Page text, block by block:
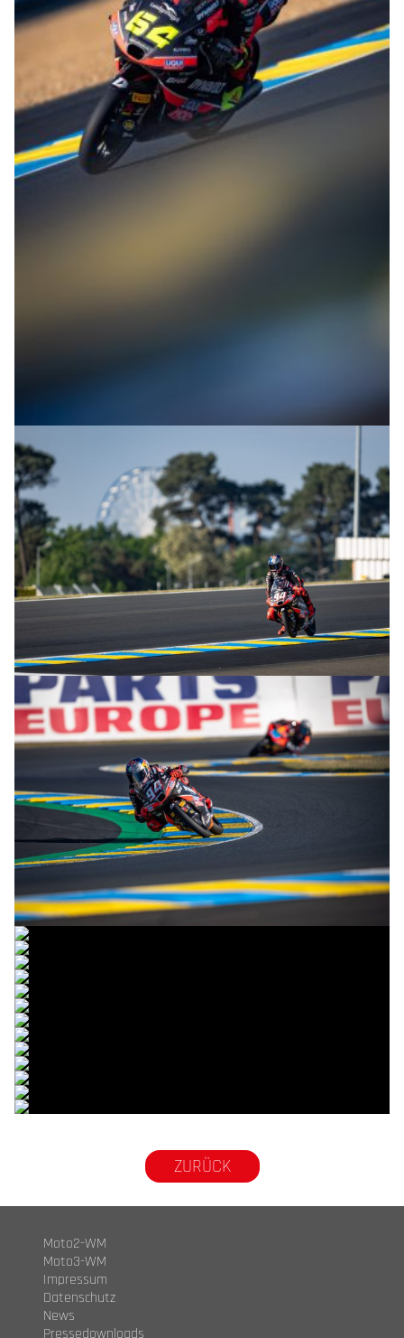
© R.Lekl
© R.Lekl
© R.Lekl
© R.Lekl
© R.Lekl
© R.Lekl
© R.Lekl
© R.Lekl
© R.Lekl
© R.Lekl
© R.Lekl
© R.Lekl
© R.Lekl
© R.Lekl
ZURÜCK
Moto2-WM
Moto3-WM
Impressum
Datenschutz
News
Pressedownloads